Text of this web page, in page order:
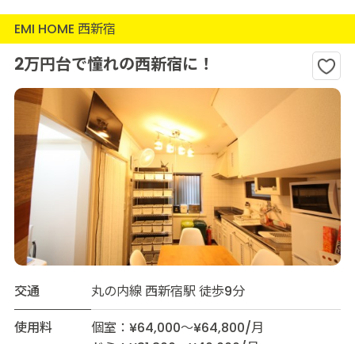
EMI HOME 西新宿
2万円台で憧れの西新宿に！
交通
丸の内線 西新宿駅 徒歩9分
使用料
個室：¥64,000～¥64,800/月